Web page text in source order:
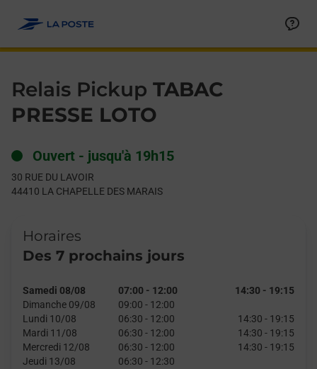
Relais Pickup TABAC
PRESSE LOTO
Ouvert - jusqu'à 19h15
30 RUE DU LAVOIR
44410 LA CHAPELLE DES MARAIS
Horaires
Des 7 prochains jours
Samedi 08/08 07:00 - 12:00 14:30 - 19:15
Dimanche 09/08
09:00 - 12:00
Lundi 10/08
06:30 - 12:00 14:30 - 19:15
Mardi 11/08
06:30 - 12:00 14:30 - 19:15
Mercredi 12/08
06:30 - 12:00 14:30 - 19:15
Jeudi 13/08
06:30 - 12:30